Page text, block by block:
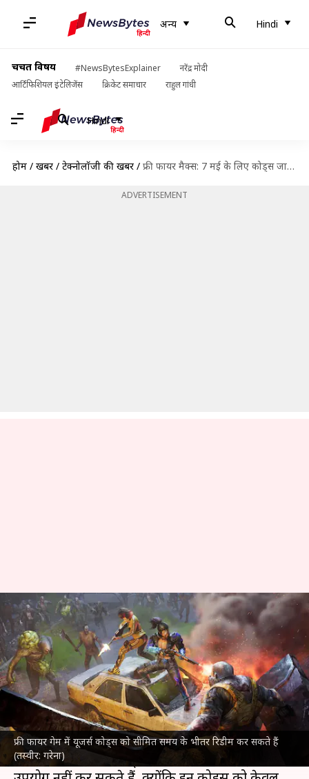
अन्य Hindi
चर्चित विषय #NewsBytesExplainer
नरेंद्र मोदी
आर्टिफिशियल इंटेलिजेंस
क्रिकेट समाचार राहुल गांधी
Hindi
होम / खबरें / टेक्नोलॉजी की खबरें / फ्री फायर मैक्स: 7 मई के लिए कोड्स जारी, रिडीम कर पाएं कई गिफ्ट्स
ADVERTISEMENT
फ्री फायर गेम में यूजर्स कोड्स को सीमित समय के भीतर रिडीम कर सकते हैं
(तस्वीर: गरेना)
फ्री फायर मैक्स: 7 मई के लिए कोड्स
जारी, रिडीम कर पाएं कई गिफ्ट्स
लेखन बिश्वजीत कुमार May 07, 2024 08:33 am
क्या है खबर?
फ्री फायर मैक्सने 7 मई के लिए रिडीम कोड्स जारी कर दिए
हैं।
आज जारी किए गए कोड्स को VPN के जरिये इनका